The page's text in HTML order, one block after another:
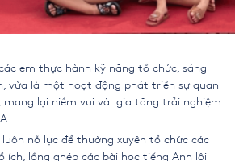
em thực hành kỹ năng tổ chức, sáng
vừa là một hoạt động phát triển sự quan
mang lại niềm vui và gia tăng trải nghiệm
nỗ lực để thường xuyên tổ chức các
ích, lồng ghép các bài học tiếng Anh lôi